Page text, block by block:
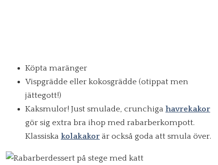
Köpta maränger
Vispgrädde eller kokosgrädde (otippat men
jättegott!)
Kaksmulor! Just smulade, crunchiga havrekakor
gör sig extra bra ihop med rabarberkompott.
Klassiska kolakakor är också goda att smula över.